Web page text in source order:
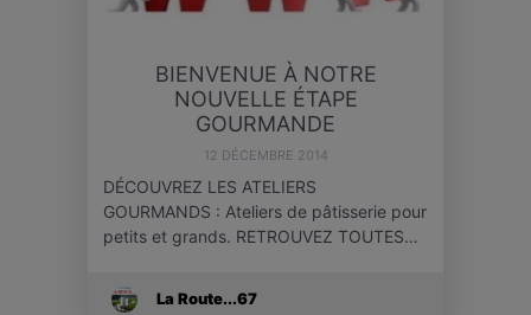
BIENVENUE À NOTRE
NOUVELLE ÉTAPE
GOURMANDE
12 DÉCEMBRE 2014
DÉCOUVREZ LES ATELIERS
GOURMANDS : Ateliers de pâtisserie pour
petits et grands. RETROUVEZ TOUTES…
La Route...67